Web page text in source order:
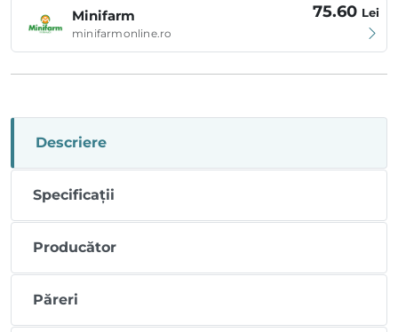
Minifarm
minifarmonline.ro
75.60 Lei
Descriere
Specificații
Producător
Păreri